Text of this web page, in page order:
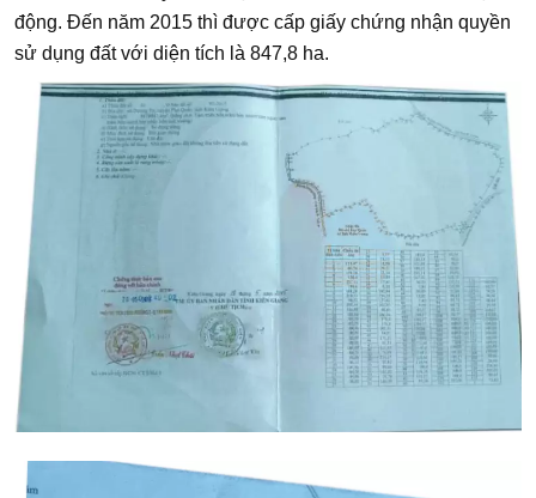
động. Đến năm 2015 thì được cấp giấy chứng nhận quyền
sử dụng đất với diện tích là 847,8 ha.